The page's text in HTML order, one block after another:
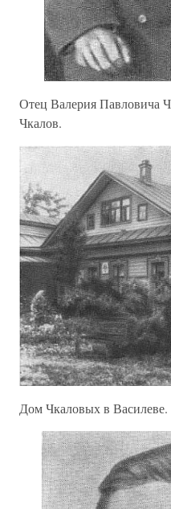
Отец Валерия Павловича
Чкалов.
Дом Чкаловых в Василеве.